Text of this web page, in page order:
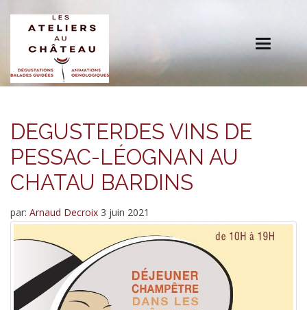
Toggle
DEGUSTERDES VINS DE
PESSAC-LÉOGNAN AU
CHATAU BARDINS
par: Arnaud Decroix 3 juin 2021